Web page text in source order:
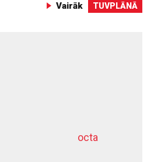
Vairāk TUVPLĀNĀ
octa
dziļurbums